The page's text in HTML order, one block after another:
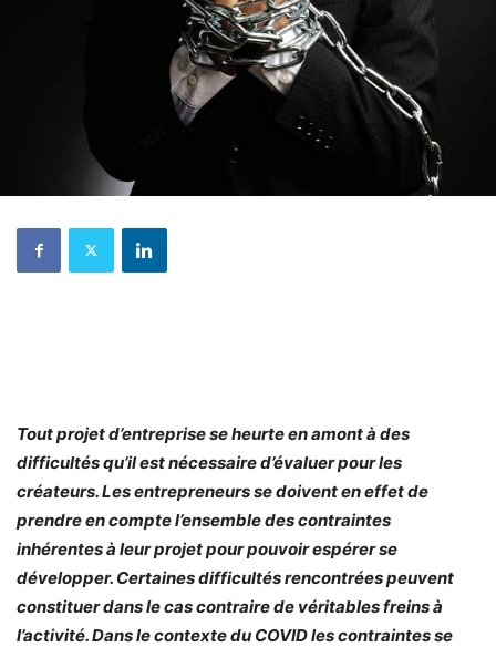
Tout projet d’entreprise se heurte en amont à des
difficultés qu’il est nécessaire d’évaluer pour les
créateurs. Les entrepreneurs se doivent en effet de
prendre en compte l’ensemble des contraintes
inhérentes à leur projet pour pouvoir espérer se
développer. Certaines difficultés rencontrées peuvent
constituer dans le cas contraire de véritables freins à
l’activité. Dans le contexte du COVID les contraintes se